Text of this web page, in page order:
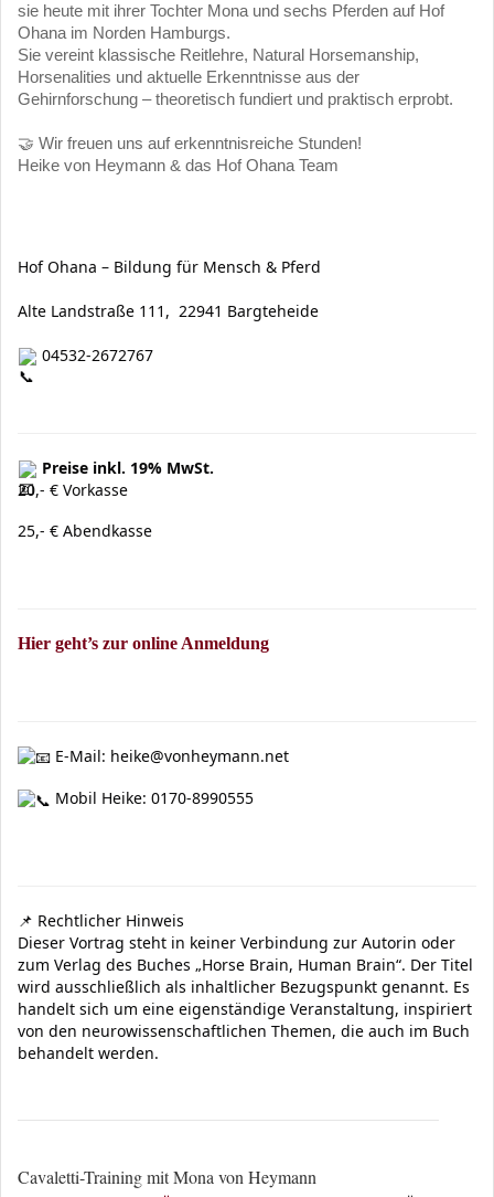
sie heute mit ihrer Tochter Mona und sechs Pferden auf Hof
Ohana im Norden Hamburgs.
Sie vereint klassische Reitlehre, Natural Horsemanship,
Horsenalities und aktuelle Erkenntnisse aus der
Gehirnforschung – theoretisch fundiert und praktisch erprobt.
🤝 Wir freuen uns auf erkenntnisreiche Stunden!
Heike von Heymann & das Hof Ohana Team
Hof Ohana – Bildung für Mensch & Pferd
Alte Landstraße 111, 22941 Bargteheide
04532-2672767
Preise inkl. 19% MwSt.
20,- € Vorkasse
25,- € Abendkasse
Hier geht’s zur online Anmeldung
E-Mail: heike@vonheymann.net
Mobil Heike: 0170-8990555
📌 Rechtlicher Hinweis
Dieser Vortrag steht in keiner Verbindung zur Autorin oder
zum Verlag des Buches „Horse Brain, Human Brain“. Der Titel
wird ausschließlich als inhaltlicher Bezugspunkt genannt. Es
handelt sich um eine eigenständige Veranstaltung, inspiriert
von den neurowissenschaftlichen Themen, die auch im Buch
behandelt werden.
Cavaletti-Training mit Mona von Heymann